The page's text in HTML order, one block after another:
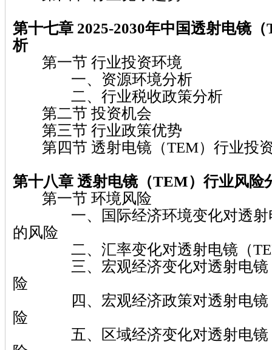
第十七章 2025-2030年中国透射电镜
析
第一节 行业投资环境
一、资源环境分析
二、行业税收政策分析
第二节 投资机会
第三节 行业政策优势
第四节 透射电镜（TEM）行业投
第十八章 透射电镜（TEM）行业风险
第一节 环境风险
一、国际经济环境变化对透射
的风险
二、汇率变化对透射电镜（
三、宏观经济变化对透射电镜
险
四、宏观经济政策对透射电镜
险
五、区域经济变化对透射电镜